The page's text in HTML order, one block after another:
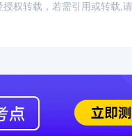
权转载，若需引用或转载,